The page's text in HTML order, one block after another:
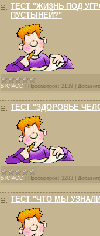
ТЕСТ "ЖИЗНЬ ПОД
ПУСТЫНЕЙ?"
5 КЛАСС Просмотров: 2139 Добавил:
ТЕСТ "ЗДОРОВЬЕ
5 КЛАСС Просмотров: 3283 Добавил:
ТЕСТ "ЧТО МЫ